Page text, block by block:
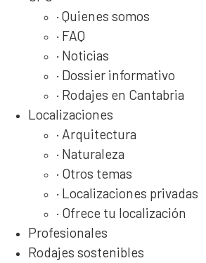
· Quienes somos
· FAQ
· Noticias
· Dossier informativo
· Rodajes en Cantabria
Localizaciones
· Arquitectura
· Naturaleza
· Otros temas
· Localizaciones privadas
· Ofrece tu localización
Profesionales
Rodajes sostenibles